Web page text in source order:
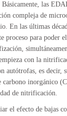
las
compleja de
En las últimas
proceso para
con la
autótrofas, es decir,
inorgánico
de nitrificación.
el efecto de bajas